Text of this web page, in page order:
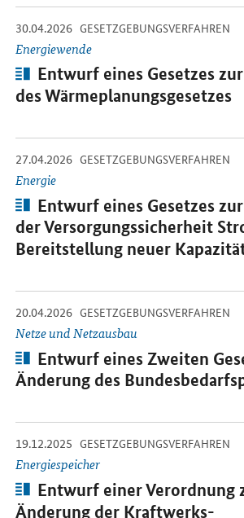
30.04.2026 -
GESETZGEBUNGSVERFAHREN
Energiewende
Artikel:
Entwurf eines Gesetzes
des Wärmeplanungsgesetzes
Öffnet Einzelsicht
27.04.2026 -
GESETZGEBUNGSVERFAHREN
Energie
Artikel:
Entwurf eines Gesetzes
der Versorgungssicherheit
Bereitstellung neuer
Öffnet Einzelsicht
20.04.2026 -
GESETZGEBUNGSVERFAHREN
Netze und Netzausbau
Artikel:
Entwurf eines Zweiten
Änderung des
Öffnet Einzelsicht
19.12.2025 -
GESETZGEBUNGSVERFAHREN
Energiespeicher
Artikel:
Entwurf einer Verordnung
Änderung der Kraftwerks-
Öffnet Einzelsicht